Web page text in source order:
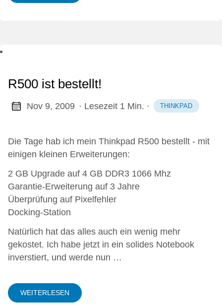
R500 ist bestellt!
Nov 9, 2009 · Lesezeit 1 Min. · THINKPAD
Die Tage hab ich mein Thinkpad R500 bestellt - mit
einigen kleinen Erweiterungen:
2 GB Upgrade auf 4 GB DDR3 1066 Mhz
Garantie-Erweiterung auf 3 Jahre
Überprüfung auf Pixelfehler
Docking-Station
Natürlich hat das alles auch ein wenig mehr
gekostet. Ich habe jetzt in ein solides Notebook
inverstiert, und werde nun …
WEITERLESEN